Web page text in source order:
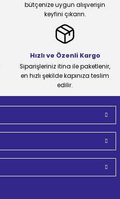
bütçenize uygun alışverişin
keyfini çıkarın.
Hızlı ve Özenli Kargo
Siparişleriniz itina ile paketlenir,
en hızlı şekilde kapınıza teslim
edilir.